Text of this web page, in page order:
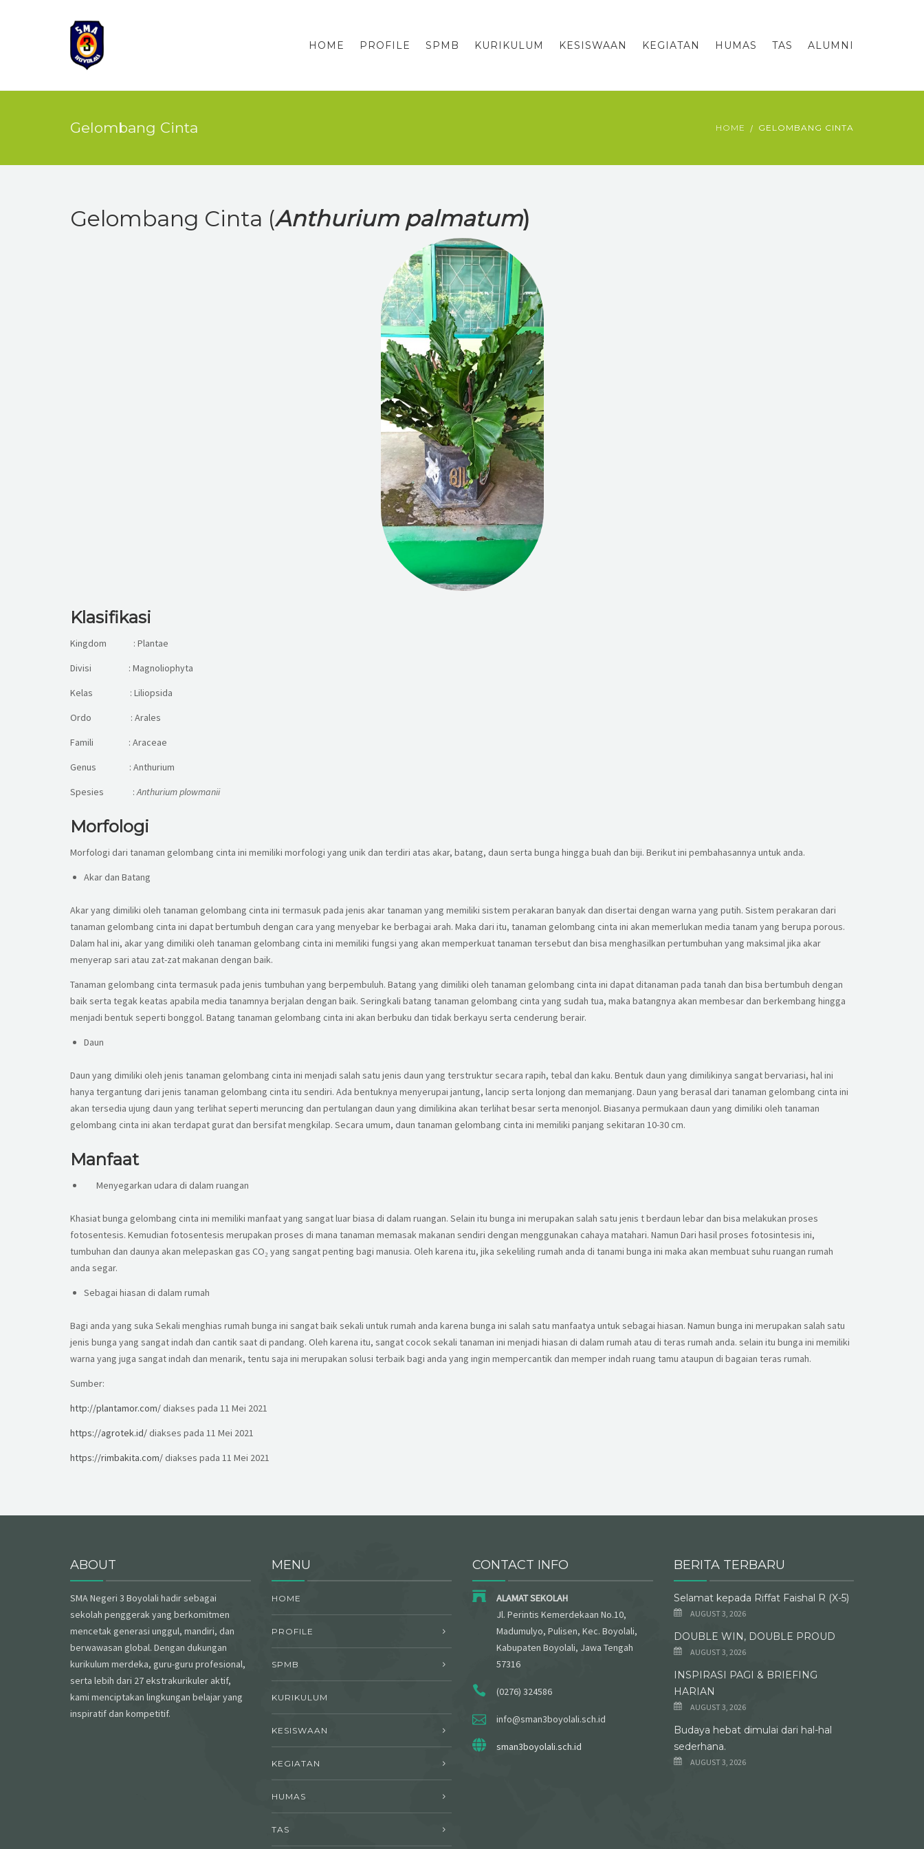
HOME PROFILE SPMB KURIKULUM KESISWAAN KEGIATAN HUMAS TAS ALUMNI
Gelombang Cinta HOME GELOMBANG CINTA
Gelombang Cinta (Anthurium palmatum)
Klasifikasi
Kingdom : Plantae
Divisi : Magnoliophyta
Kelas : Liliopsida
Ordo : Arales
Famili : Araceae
Genus : Anthurium
Spesies :Anthuriumplowmanii
Morfologi
Morfologi dari tanaman gelombang cinta ini memiliki morfologi yang unik dan terdiri atas akar, batang, daun serta bunga hingga buah dan biji. Berikut ini pembahasannya untuk anda.
Akar dan Batang
Akar yang dimiliki oleh tanaman gelombang cinta ini termasuk pada jenis akar tanaman yang memiliki sistem perakaran banyak dan disertai dengan warna yang putih. Sistem perakaran dari
tanaman gelombang cinta ini dapat bertumbuh dengan cara yang menyebar ke berbagai arah. Maka dari itu, tanaman gelombang cinta ini akan memerlukan media tanam yang berupa porous.
Dalam hal ini, akar yang dimiliki oleh tanaman gelombang cinta ini memiliki fungsi yang akan memperkuat tanaman tersebut dan bisa menghasilkan pertumbuhan yang maksimal jika akar
menyerap sari atau zat-zat makanan dengan baik.
Tanaman gelombang cinta termasuk pada jenis tumbuhan yang berpembuluh. Batang yang dimiliki oleh tanaman gelombang cinta ini dapat ditanaman pada tanah dan bisa bertumbuh dengan
baik serta tegak keatas apabila media tanamnya berjalan dengan baik. Seringkali batang tanaman gelombang cinta yang sudah tua, maka batangnya akan membesar dan berkembang hingga
menjadi bentuk seperti bonggol. Batang tanaman gelombang cinta ini akan berbuku dan tidak berkayu serta cenderung berair.
Daun
Daun yang dimiliki oleh jenis tanaman gelombang cinta ini menjadi salah satu jenis daun yang terstruktur secara rapih, tebal dan kaku. Bentuk daun yang dimilikinya sangat bervariasi, hal ini
hanya tergantung dari jenis tanaman gelombang cinta itu sendiri. Ada bentuknya menyerupai jantung, lancip serta lonjong dan memanjang. Daun yang berasal dari tanaman gelombang cinta ini
akan tersedia ujung daun yang terlihat seperti meruncing dan pertulangan daun yang dimilikina akan terlihat besar serta menonjol. Biasanya permukaan daun yang dimiliki oleh tanaman
gelombang cinta ini akan terdapat gurat dan bersifat mengkilap. Secara umum, daun tanaman gelombang cinta ini memiliki panjang sekitaran 10-30 cm.
Manfaat
Menyegarkan udara di dalam ruangan
Khasiat bunga gelombang cinta ini memiliki manfaat yang sangat luar biasa di dalam ruangan. Selain itu bunga ini merupakan salah satu jenis t berdaun lebar dan bisa melakukan proses
fotosentesis. Kemudian fotosentesis merupakan proses di mana tanaman memasak makanan sendiri dengan menggunakan cahaya matahari. Namun Dari hasil proses fotosintesis ini,
tumbuhan dan daunya akan melepaskan gas CO₂ yang sangat penting bagi manusia. Oleh karena itu, jika sekeliling rumah anda di tanami bunga ini maka akan membuat suhu ruangan rumah
anda segar.
Sebagai hiasan di dalam rumah
Bagi anda yang suka Sekali menghias rumah bunga ini sangat baik sekali untuk rumah anda karena bunga ini salah satu manfaatya untuk sebagai hiasan. Namun bunga ini merupakan salah satu
jenis bunga yang sangat indah dan cantik saat di pandang. Oleh karena itu, sangat cocok sekali tanaman ini menjadi hiasan di dalam rumah atau di teras rumah anda. selain itu bunga ini memiliki
warna yang juga sangat indah dan menarik, tentu saja ini merupakan solusi terbaik bagi anda yang ingin mempercantik dan memper indah ruang tamu ataupun di bagaian teras rumah.
Sumber:
http://plantamor.com/ diakses pada 11 Mei 2021
https://agrotek.id/ diakses pada 11 Mei 2021
https://rimbakita.com/ diakses pada 11 Mei 2021
ABOUT
SMA Negeri 3 Boyolali hadir sebagai
sekolah penggerak yang berkomitmen
mencetak generasi unggul, mandiri, dan
berwawasan global. Dengan dukungan
kurikulum merdeka, guru-guru profesional,
serta lebih dari 27 ekstrakurikuler aktif,
kami menciptakan lingkungan belajar yang
inspiratif dan kompetitif.
MENU
HOME
PROFILE
SPMB
KURIKULUM
KESISWAAN
KEGIATAN
HUMAS
TAS
CONTACT INFO
ALAMAT SEKOLAH
Jl. Perintis Kemerdekaan No.10,
Madumulyo, Pulisen, Kec. Boyolali,
Kabupaten Boyolali, Jawa Tengah
57316
(0276) 324586
info@sman3boyolali.sch.id
sman3boyolali.sch.id
BERITA TERBARU
Selamat kepada Riffat Faishal R (X-5)
AUGUST 3, 2026
DOUBLE WIN, DOUBLE PROUD
AUGUST 3, 2026
INSPIRASI PAGI & BRIEFING
HARIAN
AUGUST 3, 2026
Budaya hebat dimulai dari hal-hal
sederhana.
AUGUST 3, 2026